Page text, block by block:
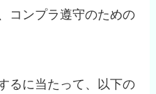
コンプラ遵守のための
るに当たって、以下の